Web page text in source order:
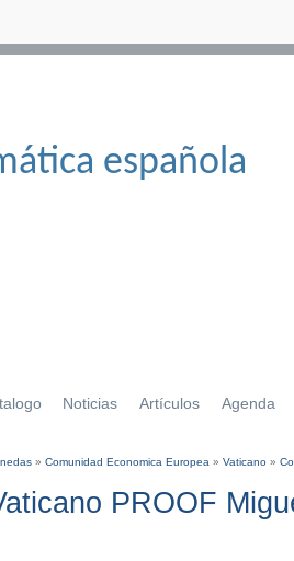
española
Noticias Artículos Agenda
» Comunidad Economica Europea » Vaticano »
PROOF